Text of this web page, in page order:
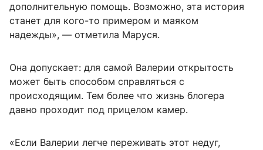
дополнительную помощь. Возможно, эта история
станет для кого-то примером и маяком
надежды», — отметила Маруся.
Она допускает: для самой Валерии открытость
может быть способом справляться с
происходящим. Тем более что жизнь блогера
давно проходит под прицелом камер.
«Если Валерии легче переживать этот недуг,